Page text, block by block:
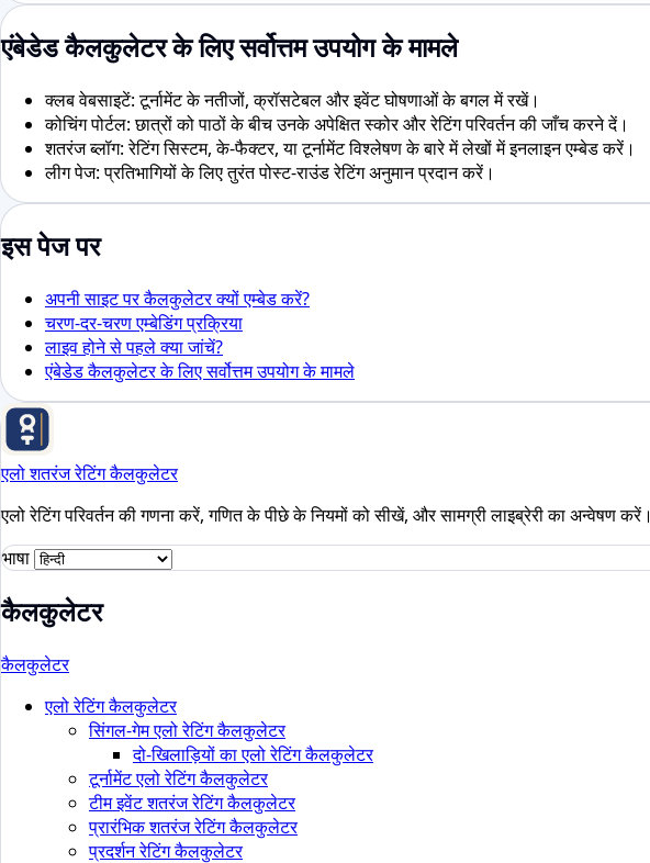
एंबेडेड कैलकुलेटर के लिए सर्वोत्तम उपयोग के मामले
क्लब वेबसाइटें: टूर्नामेंट के नतीजों, क्रॉसटेबल और इवेंट घोषणाओं के बगल में रखें।
कोचिंग पोर्टल: छात्रों को पाठों के बीच उनके अपेक्षित स्कोर और रेटिंग परिवर्तन की जाँच करने दें।
शतरंज ब्लॉग: रेटिंग सिस्टम, के-फैक्टर, या टूर्नामेंट विश्लेषण के बारे में लेखों में इनलाइन एम्बेड करें।
लीग पेज: प्रतिभागियों के लिए तुरंत पोस्ट-राउंड रेटिंग अनुमान प्रदान करें।
इस पेज पर
अपनी साइट पर कैलकुलेटर क्यों एम्बेड करें?
चरण-दर-चरण एम्बेडिंग प्रक्रिया
लाइव होने से पहले क्या जांचें?
एंबेडेड कैलकुलेटर के लिए सर्वोत्तम उपयोग के मामले
एलो शतरंज रेटिंग कैलकुलेटर
एलो रेटिंग परिवर्तन की गणना करें, गणित के पीछे के नियमों को सीखें, और सामग्री लाइब्रेरी का अन्वेषण करें।
भाषा
कैलकुलेटर
कैलकुलेटर
एलो रेटिंग कैलकुलेटर
सिंगल-गेम एलो रेटिंग कैलकुलेटर
दो-खिलाड़ियों का एलो रेटिंग कैलकुलेटर
टूर्नामेंट एलो रेटिंग कैलकुलेटर
टीम इवेंट शतरंज रेटिंग कैलकुलेटर
प्रारंभिक शतरंज रेटिंग कैलकुलेटर
प्रदर्शन रेटिंग कैलकुलेटर